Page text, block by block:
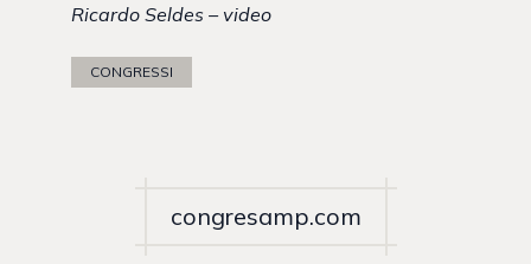
Ricardo Seldes – video
CONGRESSI
congresamp.com